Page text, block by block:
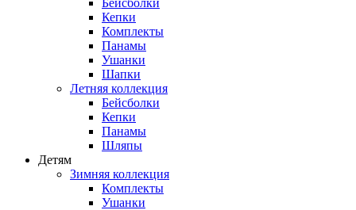
Бейсболки
Кепки
Комплекты
Панамы
Ушанки
Шапки
Летняя коллекция
Бейсболки
Кепки
Панамы
Шляпы
Детям
Зимняя коллекция
Комплекты
Ушанки